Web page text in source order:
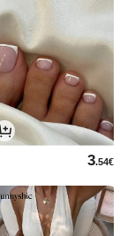
3.54€